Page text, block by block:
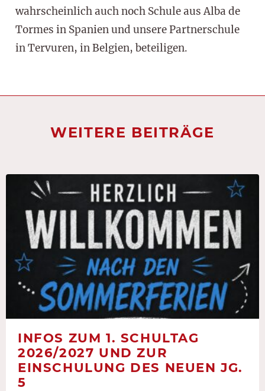
wahrscheinlich auch noch Schule aus Alba de
Tormes in Spanien und unsere Partnerschule
in Tervuren, in Belgien, beteiligen.
WEITERE BEITRÄGE
INFOS ZUM 1. SCHULTAG
2026/2027 UND ZUR
EINSCHULUNG DES NEUEN JG.
5